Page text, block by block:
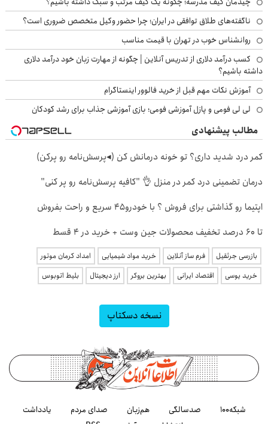
ناگفته‌های طلاق توافقی در ایران؛ چرا حضور وکیل متخصص ضروری است؟
روانشناس خوب در تهران با قیمت مناسب
کسب درآمد دلاری از تدریس آنلاین | چگونه از مهارت زبان خود درآمد دلاری
داشته باشیم؟
آموزش نکات مهم قبل از خرید فالوور اینستاگرام
لی لی فومی و پازل آموزشی فومی؛ بازی آموزشی جذاب برای رشد کودکان
مطالب پیشنهادی
کمر درد شدید داری؟ تو خونه درمانش کن (◂پرسش‌نامه رو پرکن)
درمان تضمینی درد کمر در منزل 👌 "کافیه پرسش‌نامه رو پر کنی"
اپتیما رو گذاشتی برای فروش ؟ با خودرو45 سریع و راحت بفروش
تا 60 درصد تخفیف محصولات جین وست + خرید در 4 قسط
بازرسی جرثقیل فرم ساز آنلاین خرید مواد شیمیایی
امداد کرمان موتور
خرید یوسی
اقتصاد ایرانی بهترین بروکر ارز دیجیتال بلیط اتوبوس
نسخه دسکتاپ
شبکه۱۰۰ صدسالگی هم‌زبان صدای مردم
یادداشت